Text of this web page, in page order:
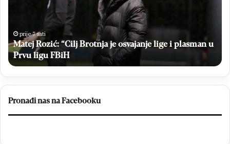
plasman
u
Prvu
ligu
FBiH
prije 7 sati
Matej Rozić: “Cilj Brotnja je osvajanje lige i plasman u
Prvu ligu FBiH
Pronađi nas na Facebooku